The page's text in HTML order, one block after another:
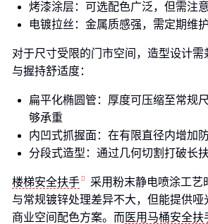
烤漆涂层：可选配色广泛，但需注
电镀拉丝：金属质感强，需定期维
对于尺寸受限的门市空间，造型设计需
与握持舒适度：
扁平化椭圆管：厚度可压缩至常规
够承重
内凹式抓握面：在有限直径内增加
分段式造型：通过几何切割打破长
楼梯安全扶手
采用粉末静电喷涂工艺
与常规镀锌处理差异不大，但能提供哑
商业空间配色方案。而 医用马桶安全扶